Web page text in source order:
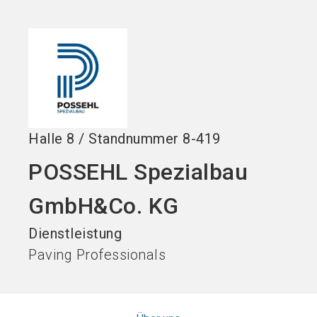
Halle 8 / Standnummer 8-419
POSSEHL Spezialbau
GmbH&Co. KG
Dienstleistung
Paving Professionals